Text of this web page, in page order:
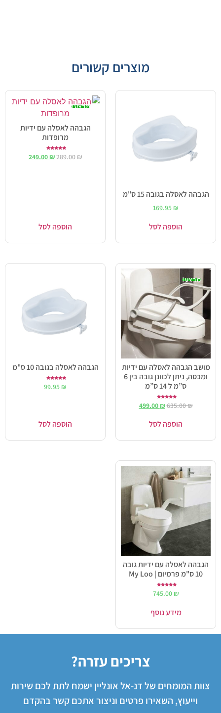
מוצרים קשורים
הגבהה לאסלה בגובה 15 ס"מ
169.95 ₪
הוספה לסל
מבצע!
הגבהה לאסלה עם ידיות
מרופדות
5.00
מתוך 5
289.00₪
249.00₪
הוספה לסל
מבצע!
מושב הגבהה לאסלה עם ידיות
ומכסה, ניתן לכוונן גובה בין 6
ס”מ ל 14 ס”מ
5.00
מתוך 5
635.00₪
499.00₪
הוספה לסל
הגבהה לאסלה בגובה 10 ס"מ
5.00
99.95 ₪
הוספה לסל
הגבהה לאסלה עם ידיות גובה
10 ס"מ פרמיום | My Loo
5.00
745.00 ₪
מידע נוסף
צריכים עזרה?
צוות המומחים של דנ-אל אונליין ישמח לתת לכם שירות
וייעוץ, השאירו פרטים וניצור אתכם קשר בהקדם